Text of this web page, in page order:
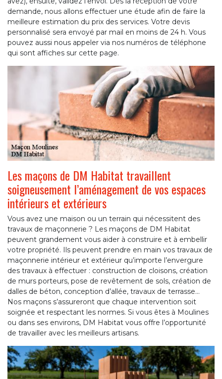
demande, nous allons effectuer une étude afin de faire la
meilleure estimation du prix des services. Votre devis
personnalisé sera envoyé par mail en moins de 24 h. Vous
pouvez aussi nous appeler via nos numéros de téléphone
qui sont affiches sur cette page.
Les maçons de DM Habitat travaillent
soigneusement l’aménagement de vos espaces
intérieurs et extérieurs
Vous avez une maison ou un terrain qui nécessitent des
travaux de maçonnerie ? Les maçons de DM Habitat
peuvent grandement vous aider à construire et à embellir
votre propriété. Ils peuvent prendre en main vos travaux de
maçonnerie intérieur et extérieur qu’importe l’envergure
des travaux à effectuer : construction de cloisons, création
de murs porteurs, pose de revêtement de sols, création de
dalles de béton, conception d’allée, travaux de terrasse…
Nos maçons s’assureront que chaque intervention soit
soignée et respectant les normes. Si vous êtes à Moulines
ou dans ses environs, DM Habitat vous offre l’opportunité
de travailler avec les meilleurs artisans.